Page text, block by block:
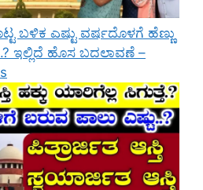
ಬಳಿಕ ಎಷ್ಟು ವರ್ಷದೊಳಗೆ ಹೆಣ್ಣು
ಇಲ್ಲಿದೆ ಹೊಸ ಬದಲಾವಣೆ –